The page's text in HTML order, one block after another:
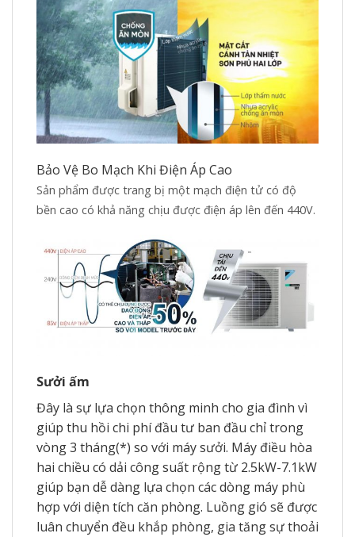
Bảo Vệ Bo Mạch Khi Điện Áp Cao
Sản phẩm được trang bị một mạch điện tử có độ
bền cao có khả năng chịu được điện áp lên đến 440V.
Sưởi ấm
Đây là sự lựa chọn thông minh cho gia đình vì
giúp thu hồi chi phí đầu tư ban đầu chỉ trong
vòng 3 tháng(*) so với máy sưởi. Máy điều hòa
hai chiều có dải công suất rộng từ 2.5kW-7.1kW
giúp bạn dễ dàng lựa chọn các dòng máy phù
hợp với diện tích căn phòng. Luồng gió sẽ được
luân chuyển đều khắp phòng, gia tăng sự thoải